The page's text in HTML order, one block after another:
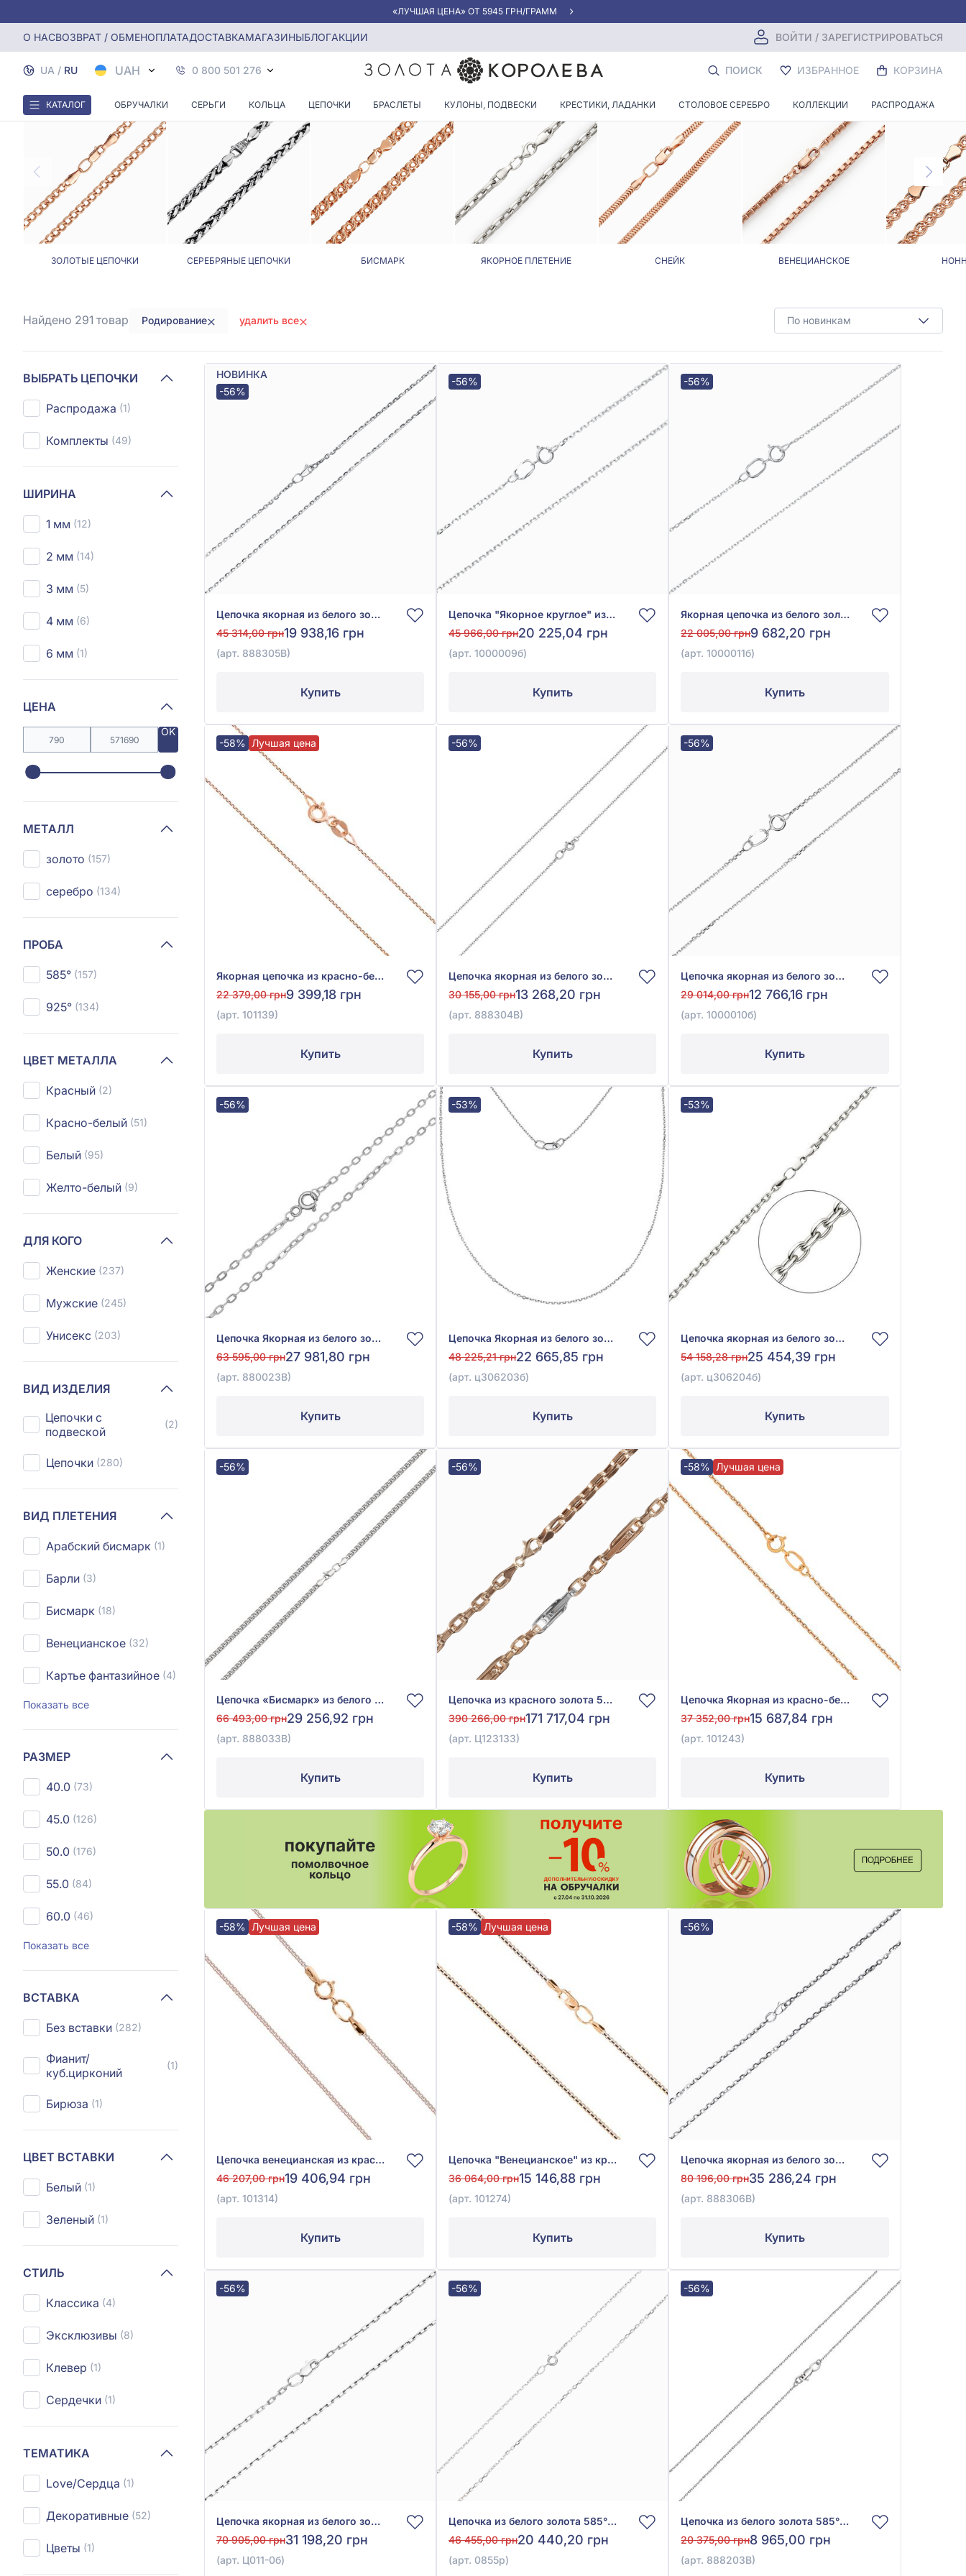
«ЛУЧШАЯ ЦЕНА» ОТ 5945 ГРН/ГРАММ
О НАСВОЗВРАТ / ОБМЕНОПЛАТАДОСТАВКАМАГАЗИНЫБЛОГАКЦИИ ВОЙТИ / ЗАРЕГИСТРИРОВАТЬСЯ
UA / RU UAH 0 800 501 276 ПОИСК ИЗБРАННОЕ КОРЗИНА
КАТАЛОГ ОБРУЧАЛКИ СЕРЬГИ КОЛЬЦА ЦЕПОЧКИ БРАСЛЕТЫ КУЛОНЫ, ПОДВЕСКИ КРЕСТИКИ, ЛАДАНКИ СТОЛОВОЕ СЕРЕБРО КОЛЛЕКЦИИ РАСПРОДАЖА
Главная Цепочки Родированные цепочки
РОДИРОВАННЫЕ ЦЕПОЧКИ
ЗОЛОТЫЕ ЦЕПОЧКИ СЕРЕБРЯНЫЕ ЦЕПОЧКИ БИСМАРК ЯКОРНОЕ ПЛЕТЕНИЕ СНЕЙК ВЕНЕЦИАНСКОЕ
По новинкам
Найдено 291 товар Родирование удалить все
ВЫБРАТЬ ЦЕПОЧКИ
Распродажа (1)
Комплекты (49)
ШИРИНА
1 мм (12)
2 мм (14)
3 мм (5)
4 мм (6)
6 мм (1)
ЦЕНА
OK
МЕТАЛЛ
золото (157)
серебро (134)
ПРОБА
585° (157)
925° (134)
ЦВЕТ МЕТАЛЛА
Красный (2)
Красно-белый (51)
Белый (95)
Желто-белый (9)
ДЛЯ КОГО
Женские (237)
Мужские (245)
Унисекс (203)
ВИД ИЗДЕЛИЯ
Цепочки с
подвеской
(2)
Цепочки (280)
ВИД ПЛЕТЕНИЯ
Арабский бисмарк (1)
Барли (3)
Бисмарк (18)
Венецианское (32)
Картье фантазийное (4)
Показать все
РАЗМЕР
40.0 (73)
45.0 (126)
50.0 (176)
55.0 (84)
60.0 (46)
Показать все
ВСТАВКА
Без вставки (282)
Фианит/
куб.цирконий
(1)
Бирюза (1)
ЦВЕТ ВСТАВКИ
Белый (1)
Зеленый (1)
СТИЛЬ
Классика (4)
Эксклюзивы (8)
Клевер (1)
Сердечки (1)
ТЕМАТИКА
Love/Сердца (1)
Декоративные (52)
Цветы (1)
НОВИНКА
-56%
Цепочка якорная из белого золота 585° без вставки, арт. 888305В
45 314,00 грн19 938,16 грн
(арт. 888305В)
Купить
-56%
Цепочка "Якорное круглое" из белого золота 585° без вставки, арт. 1000009б
45 966,00 грн20 225,04 грн
(арт. 1000009б)
Купить
-56%
Якорная цепочка из белого золота 585° без вставки, арт. 1000011б
22 005,00 грн9 682,20 грн
(арт. 1000011б)
Купить
-58% Лучшая цена
Якорная цепочка из красно-белого золота 585°, без вставки, арт. 101139
22 379,00 грн9 399,18 грн
(арт. 101139)
Купить
-56%
Цепочка якорная из белого золота 585° без вставки, арт. 888304В
30 155,00 грн13 268,20 грн
(арт. 888304В)
Купить
-56%
Цепочка якорная из белого золота 585° без вставки, арт. 1000010б
29 014,00 грн12 766,16 грн
(арт. 1000010б)
Купить
-56%
Цепочка Якорная из белого золота 585° без вставки, арт. 880023В
63 595,00 грн27 981,80 грн
(арт. 880023В)
Купить
-53%
Цепочка Якорная из белого золота 585° без вставки, арт. ц306203б
48 225,21 грн22 665,85 грн
(арт. ц306203б)
Купить
-53%
Цепочка якорная из белого золота 585° без вставки, арт. ц306204б
54 158,28 грн25 454,39 грн
(арт. ц306204б)
Купить
-56%
Цепочка «Бисмарк» из белого золота 585° без вставки, арт. 888033В
66 493,00 грн29 256,92 грн
(арт. 888033В)
Купить
-56%
Цепочка из красного золота 585°, арт. Ц123133
390 266,00 грн171 717,04 грн
(арт. Ц123133)
Купить
-58% Лучшая цена
Цепочка Якорная из красно-белого золота 585°, арт. 101243
37 352,00 грн15 687,84 грн
(арт. 101243)
Купить
-58% Лучшая цена
Цепочка венецианская из красно-белого золота 585°, без вставки, арт. 101314
46 207,00 грн19 406,94 грн
(арт. 101314)
Купить
-58% Лучшая цена
Цепочка "Венецианское" из красно-белого золота 585°, без вставки, арт. 101274
36 064,00 грн15 146,88 грн
(арт. 101274)
Купить
-56%
Цепочка якорная из белого золота 585° без вставки, арт. 888306В
80 196,00 грн35 286,24 грн
(арт. 888306В)
Купить
-56%
Цепочка якорная из белого золота 585° без вставки, арт. Ц011-0б
70 905,00 грн31 198,20 грн
(арт. Ц011-0б)
-56%
Цепочка из белого золота 585° без вставки, арт. 0855р
46 455,00 грн20 440,20 грн
(арт. 0855р)
-56%
Цепочка из белого золота 585° без вставки, арт. 888203В
20 375,00 грн8 965,00 грн
(арт. 888203В)